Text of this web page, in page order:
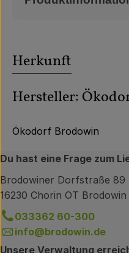
Herkunft
Hersteller:
Ökodorf Brodowin
Du hast eine Frage zum
Brodowiner Dorfstraße 89
16230 Chorin OT Brodowin
033362 60-300
info@brodowin.de
Unsere Verwaltung